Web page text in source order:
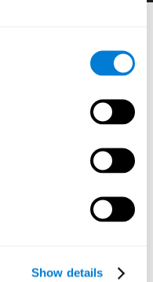
Show details
للطلّاب
عصبيّة-نفسيّة وأدوات
التنفيذيّة والقدرات
كمبيوتر)، كما تسمح تثبيت
المحتوى الأكاديميّة،
الضعيفة أو القويّة ضروريّ
ولتطوّر التخطيط العصبيّ-
لطلاب من 7 سنوات، والشباب، والمراهقين.